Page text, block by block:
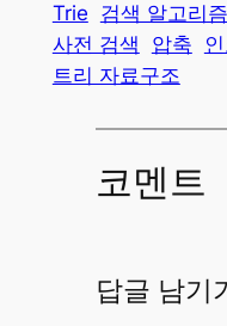
Trie 검색 알고리즘
사전 검색
압축
트리 자료구조
코멘트
답글 남기